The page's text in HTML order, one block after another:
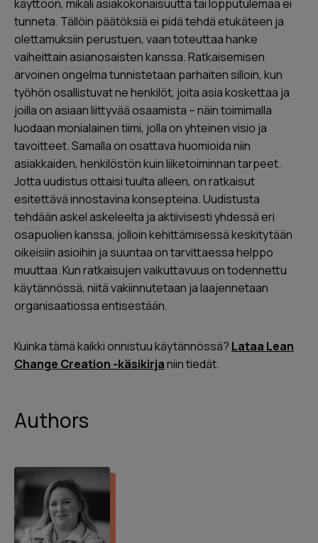
käyttöön, mikäli asiakokonaisuutta tai lopputulemaa ei
tunneta. Tällöin päätöksiä ei pidä tehdä etukäteen ja
olettamuksiin perustuen, vaan toteuttaa hanke
vaiheittain asianosaisten kanssa. Ratkaisemisen
arvoinen ongelma tunnistetaan parhaiten silloin, kun
työhön osallistuvat ne henkilöt, joita asia koskettaa ja
joilla on asiaan liittyvää osaamista – näin toimimalla
luodaan monialainen tiimi, jolla on yhteinen visio ja
tavoitteet. Samalla on osattava huomioida niin
asiakkaiden, henkilöstön kuin liiketoiminnan tarpeet.
Jotta uudistus ottaisi tuulta alleen, on ratkaisut
esitettävä innostavina konsepteina. Uudistusta
tehdään askel askeleelta ja aktiivisesti yhdessä eri
osapuolien kanssa, jolloin kehittämisessä keskitytään
oikeisiin asioihin ja suuntaa on tarvittaessa helppo
muuttaa. Kun ratkaisujen vaikuttavuus on todennettu
käytännössä, niitä vakiinnutetaan ja laajennetaan
organisaatiossa entisestään.
Kuinka tämä kaikki onnistuu käytännössä? Lataa Lean
Change Creation -käsikirjaniin tiedät.
Authors